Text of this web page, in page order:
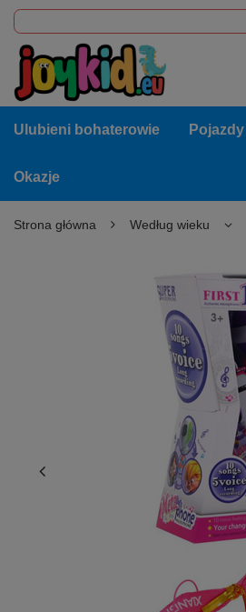
Ulubieni bohaterowie Pojazdy
Okazje
Strona główna Według wieku